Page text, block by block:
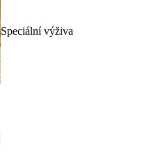
Speciální výživa